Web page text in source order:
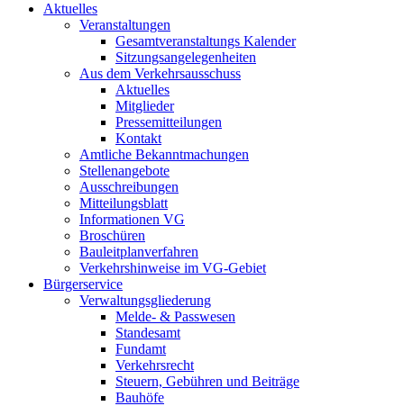
Aktuelles
Veranstaltungen
Gesamtveranstaltungs Kalender
Sitzungsangelegenheiten
Aus dem Verkehrsausschuss
Aktuelles
Mitglieder
Pressemitteilungen
Kontakt
Amtliche Bekanntmachungen
Stellenangebote
Ausschreibungen
Mitteilungsblatt
Informationen VG
Broschüren
Bauleitplanverfahren
Verkehrshinweise im VG-Gebiet
Bürgerservice
Verwaltungsgliederung
Melde- & Passwesen
Standesamt
Fundamt
Verkehrsrecht
Steuern, Gebühren und Beiträge
Bauhöfe